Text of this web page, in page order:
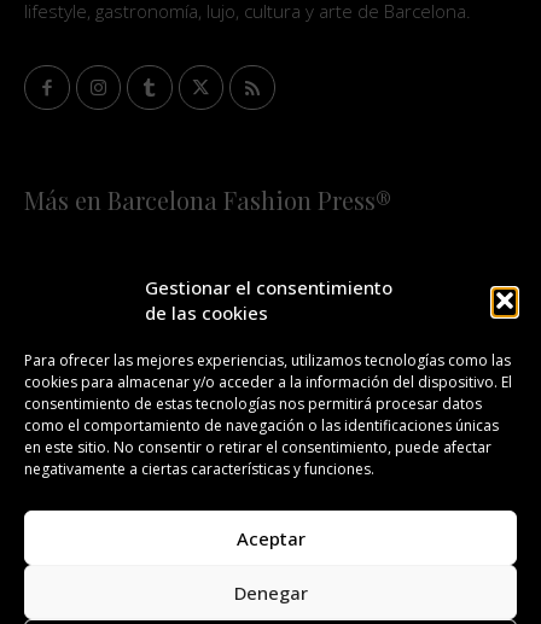
Gestionar el consentimiento
de las cookies
Para ofrecer las mejores experiencias, utilizamos tecnologías como las
cookies para almacenar y/o acceder a la información del dispositivo. El
consentimiento de estas tecnologías nos permitirá procesar datos
como el comportamiento de navegación o las identificaciones únicas
en este sitio. No consentir o retirar el consentimiento, puede afectar
negativamente a ciertas características y funciones.
Aceptar
Denegar
lifestyle, gastronomía, lujo, cultura y arte de Barcelona.
Más en Barcelona Fashion Press®
¡SUSCRÍBETE A NUESTRA FASHION NEWS!
CONTACTO REDACCIÓN PUBLICIDAD
ISSN 2385-4839 DL B 27443-2014
Todos los derechos reservados. Copyright 2008-2024.